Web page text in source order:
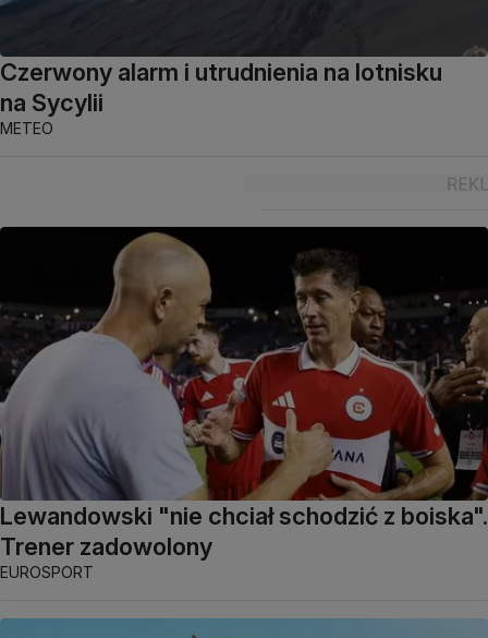
Czerwony alarm i utrudnienia na lotnisku
na Sycylii
METEO
Lewandowski "nie chciał schodzić z boiska".
Trener zadowolony
EUROSPORT